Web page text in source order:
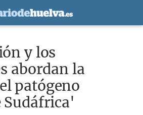
y los
abordan la
patógeno
Sudáfrica'